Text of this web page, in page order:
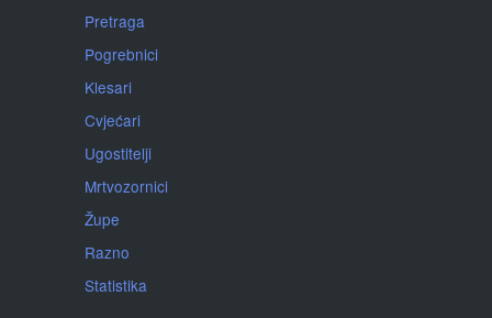
Pretraga
Pogrebnici
Klesari
Cvjećari
Ugostitelji
Mrtvozornici
Župe
Razno
Statistika